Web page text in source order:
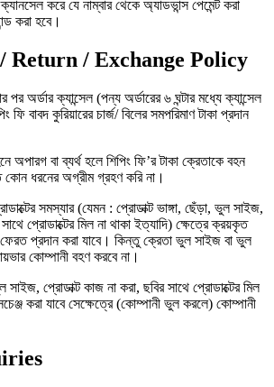
করে যে নাম্বার থেকে অ্যাডভান্স পেমেন্ট করা
করা হবে।
Return / Exchange Policy
পর অর্ডার ক্যান্সেল (পন্য অর্ডারের ৬ ঘন্টার মধ্যে ক্যান্সেল
ফি বাবদ কুরিয়ারের চার্জ/ বিলের সমপরিমাণ টাকা প্রদান
অপারগ বা ব্যর্থ হলে শিপিং ফি’র টাকা ক্রেতাকে বহন
কোন ধরনের অগ্রীম গ্রহণ করি না।
সমস্যার (যেমন : প্রোডাক্ট ভাঙ্গা, ছেঁড়া, ভুল সাইজ,
প্রোডাক্টের মিল না থাকা ইত্যাদি) ক্ষেত্রে ক্রয়কৃত
প্রদান করা যাবে। কিন্তু ক্রেতা ভুল সাইজ বা ভুল
কোম্পানী বহণ করবে না।
সাইজ, প্রোডাক্ট কাজ না করা, ছবির সাথে প্রোডাক্টের মিল
করা যাবে সেক্ষেত্রে (কোম্পানী ভুল করলে) কোম্পানী